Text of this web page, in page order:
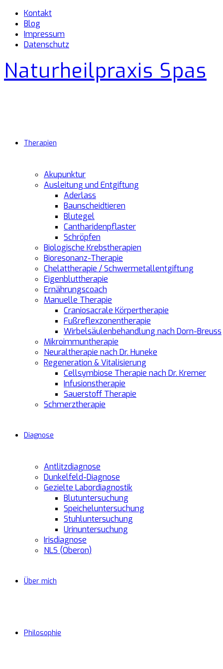
Kontakt
Blog
Impressum
Datenschutz
Naturheilpraxis Spas
Therapien
Akupunktur
Ausleitung und Entgiftung
Aderlass
Baunscheidtieren
Blutegel
Cantharidenpflaster
Schröpfen
Biologische Krebstherapien
Bioresonanz-Therapie
Chelattherapie / Schwermetallentgiftung
Eigenbluttherapie
Ernährungscoach
Manuelle Therapie
Craniosacrale Körpertherapie
Fußreflexzonentherapie
Wirbelsäulenbehandlung nach Dorn-Breuss
Mikroimmuntherapie
Neuraltherapie nach Dr. Huneke
Regeneration & Vitalisierung
Cellsymbiose Therapie nach Dr. Kremer
Infusionstherapie
Sauerstoff Therapie
Schmerztherapie
Diagnose
Antlitzdiagnose
Dunkelfeld-Diagnose
Gezielte Labordiagnostik
Blutuntersuchung
Speicheluntersuchung
Stuhluntersuchung
Urinuntersuchung
Irisdiagnose
NLS (Oberon)
Über mich
Philosophie